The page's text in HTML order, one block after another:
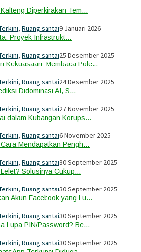
Diperkirakan Tem…
, Ruang santai9 Januari 2026
Proyek Infrastrukt…
, Ruang santai25 Desember 2025
Kekuasaan: Membaca Pole…
, Ruang santai24 Desember 2025
Didominasi AI, S…
, Ruang santai27 November 2025
dalam Kubangan Korups…
, Ruang santai6 November 2025
Mendapatkan Pengh…
, Ruang santai30 September 2025
Solusinya Cukup…
, Ruang santai30 September 2025
Akun Facebook yang Lu…
, Ruang santai30 September 2025
Lupa PIN/Password? Be…
, Ruang santai30 September 2025